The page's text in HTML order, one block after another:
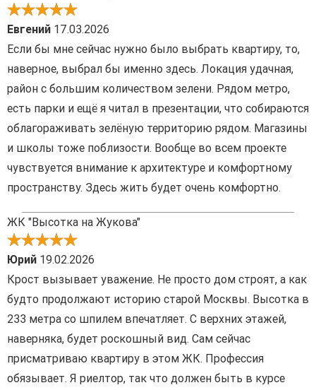
Евгений 17.03.2026
Если бы мне сейчас нужно было выбрать квартиру, то,
наверное, выбрал бы именно здесь. Локация удачная,
район с большим количеством зелени. Рядом метро,
есть парки и ещё я читал в презентации, что собираются
облагораживать зелёную территорию рядом. Магазины
и школы тоже поблизости. Вообще во всем проекте
чувствуется внимание к архитектуре и комфортному
пространству. Здесь жить будет очень комфортно.
ЖК "Высотка на Жукова"
Юрий 19.02.2026
Крост вызывает уважение. Не просто дом строят, а как
будто продолжают историю старой Москвы. Высотка в
233 метра со шпилем впечатляет. С верхних этажей,
наверняка, будет роскошный вид. Сам сейчас
присматриваю квартиру в этом ЖК. Профессия
обязывает. Я риелтор, так что должен быть в курсе